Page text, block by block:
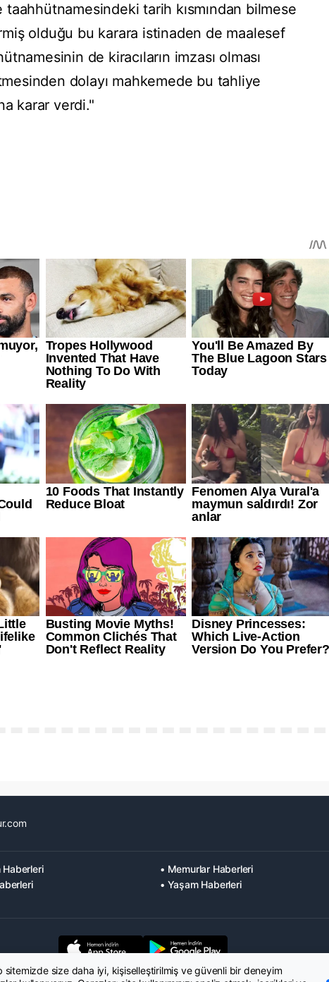
taahhütnamesindeki tarih kısmından bilmese
olduğu bu karara istinaden de maalesef
de kiracıların imzası olması
dolayı mahkemede bu tahliye
karar verdi."
Haberleri • Memurlar Haberleri
• Yaşam Haberleri
sitemizde size daha iyi, kişiselleştirilmiş ve güvenli bir deneyim